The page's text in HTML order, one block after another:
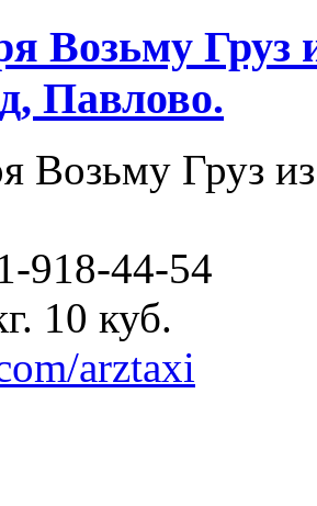
Возьму
Павлово.
Возьму Груз
918-44-54
10 куб.
arztaxi